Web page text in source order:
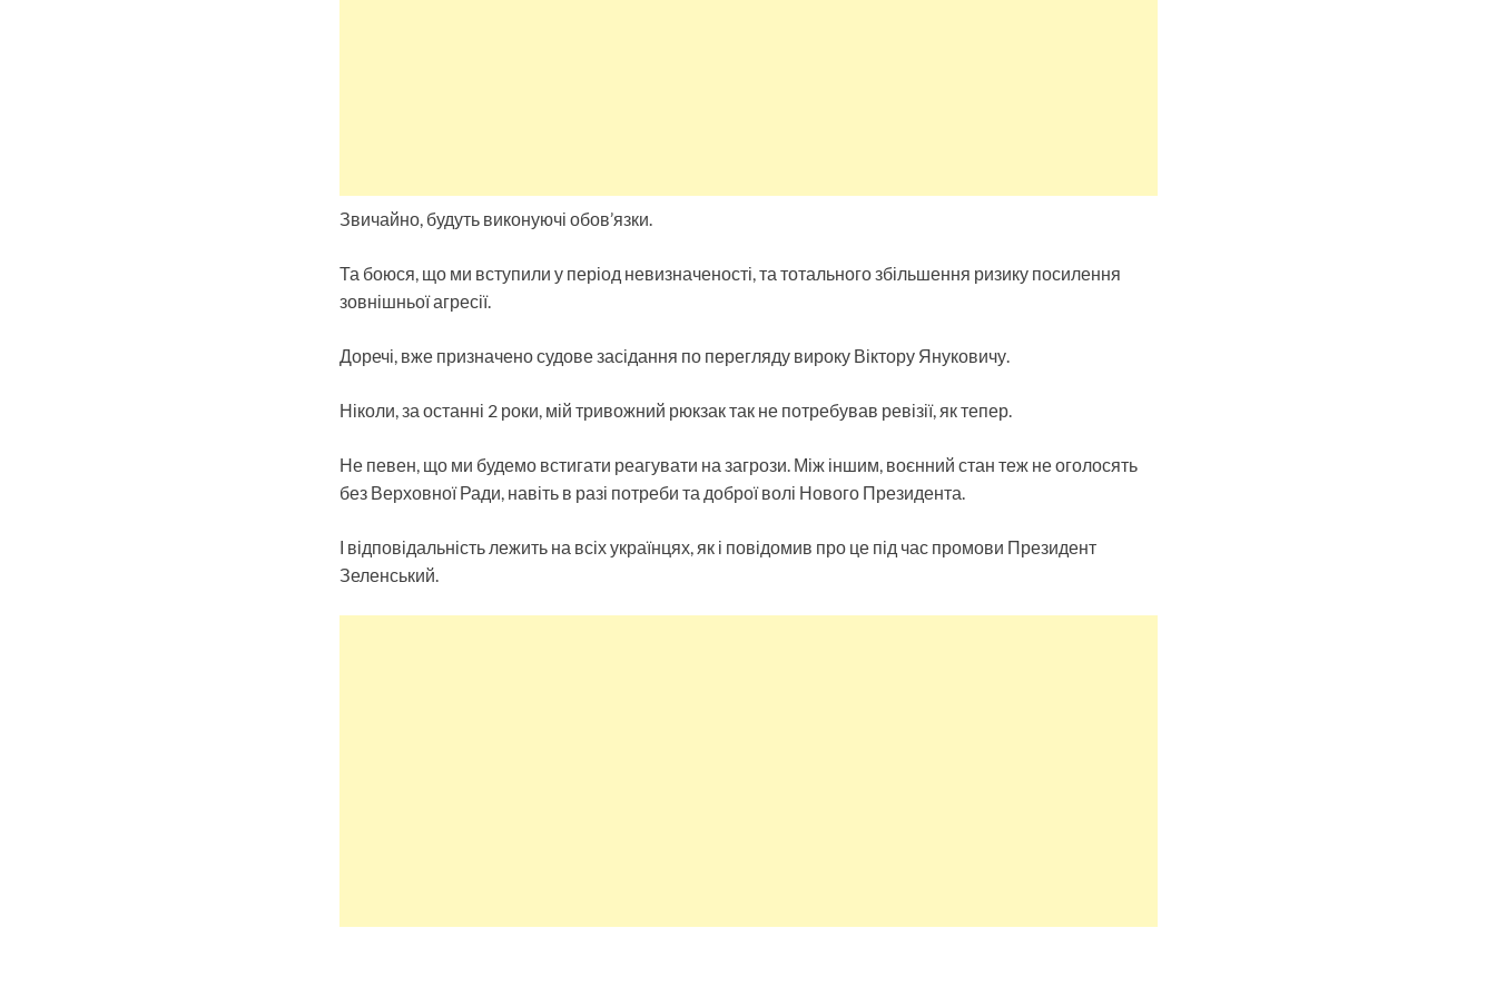
Звичайно, будуть виконуючі обов’язки.
Та боюся, що ми вступили у період невизначеності, та тотального збільшення ризику посилення
зовнішньої агресії.
Доречі, вже призначено судове засідання по перегляду вироку Віктору Януковичу.
Ніколи, за останні 2 роки, мій тривожний рюкзак так не потребував ревізії, як тепер.
Не певен, що ми будемо встигати реагувати на загрози. Між іншим, воєнний стан теж не оголосять
без Верховної Ради, навіть в разі потреби та доброї волі Нового Президента.
І відповідальність лежить на всіх українцях, як і повідомив про це під час промови Президент
Зеленський.